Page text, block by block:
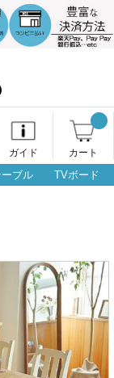
ガイド カート
ーブル TVボード